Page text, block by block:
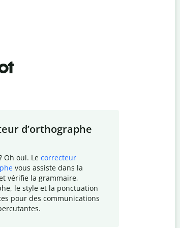
d’orthographe
Oh oui. Le correcteur
vous assiste dans la
vérifie la grammaire,
le style et la ponctuation
pour des communications